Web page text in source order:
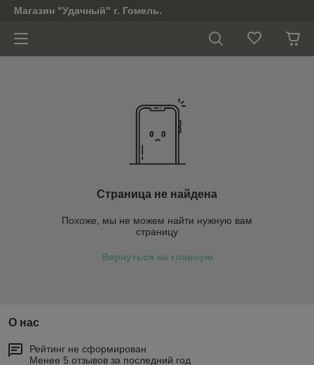
Магазин "Удачный" г. Гомель.
Страница не найдена
Похоже, мы не можем найти нужную вам
страницу
Вернуться на главную
О нас
Рейтинг не сформирован
Менее 5 отзывов за последний год